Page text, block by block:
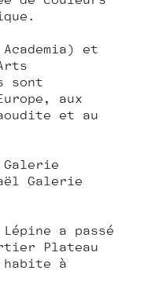
Academia) et
sont
aux
et au
Galerie
a passé
Plateau
à